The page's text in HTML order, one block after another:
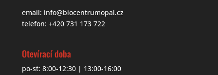
email: info@biocentrumopal.cz
telefon: +420 731 173 722
Otevírací doba
po-st: 8:00-12:30 | 13:00-16:00